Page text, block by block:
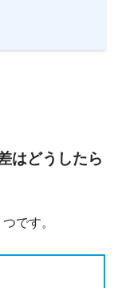
はどうしたら
です。